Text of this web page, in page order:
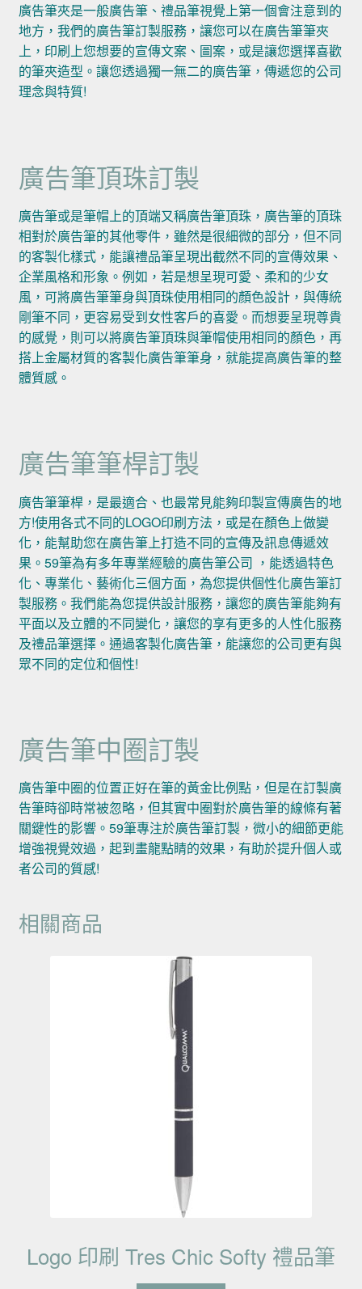
廣告筆夾是一般廣告筆、禮品筆視覺上第一個會注意到的
地方，我們的廣告筆訂製服務，讓您可以在廣告筆筆夾
上，印刷上您想要的宣傳文案、圖案，或是讓您選擇喜歡
的筆夾造型。讓您透過獨一無二的廣告筆，傳遞您的公司
理念與特質!
廣告筆頂珠訂製
廣告筆或是筆帽上的頂端又稱廣告筆頂珠，廣告筆的頂珠
相對於廣告筆的其他零件，雖然是很細微的部分，但不同
的客製化樣式，能讓禮品筆呈現出截然不同的宣傳效果、
企業風格和形象。例如，若是想呈現可愛、柔和的少女
風，可將廣告筆筆身與頂珠使用相同的顏色設計，與傳統
剛筆不同，更容易受到女性客戶的喜愛。而想要呈現尊貴
的感覺，則可以將廣告筆頂珠與筆帽使用相同的顏色，再
搭上金屬材質的客製化廣告筆筆身，就能提高廣告筆的整
體質感。
廣告筆筆桿訂製
廣告筆筆桿，是最適合、也最常見能夠印製宣傳廣告的地
方!使用各式不同的LOGO印刷方法，或是在顏色上做變
化，能幫助您在廣告筆上打造不同的宣傳及訊息傳遞效
果。59筆為有多年專業經驗的廣告筆公司 ，能透過特色
化、專業化、藝術化三個方面，為您提供個性化廣告筆訂
製服務。我們能為您提供設計服務，讓您的廣告筆能夠有
平面以及立體的不同變化，讓您的享有更多的人性化服務
及禮品筆選擇。通過客製化廣告筆，能讓您的公司更有與
眾不同的定位和個性!
廣告筆中圈訂製
廣告筆中圈的位置正好在筆的黃金比例點，但是在訂製廣
告筆時卻時常被忽略，但其實中圈對於廣告筆的線條有著
關鍵性的影響。59筆專注於廣告筆訂製，微小的細節更能
增強視覺效過，起到畫龍點睛的效果，有助於提升個人或
者公司的質感!
相關商品
Logo 印刷 Tres Chic Softy 禮品筆